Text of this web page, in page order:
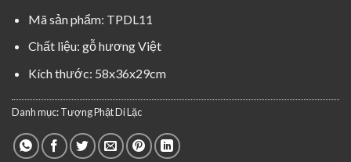
Mã sản phẩm: TPDL11
Chất liệu: gỗ hương Việt
Kích thước: 58x36x29cm
Danh mục:Tượng Phật Di Lặc